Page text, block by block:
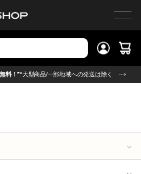
料！**大型商品/一部地域への発送は除く